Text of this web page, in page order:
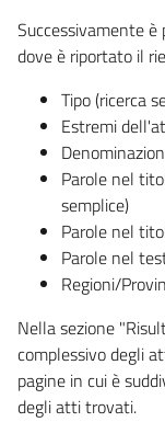
Successivamente è
dove è riportato il
Tipo (ricerca
Estremi
Parole nel
semplice)
Parole nel
Parole nel
Regioni/
Nella sezione
complessivo degli
pagine in cui è
degli atti trovati.